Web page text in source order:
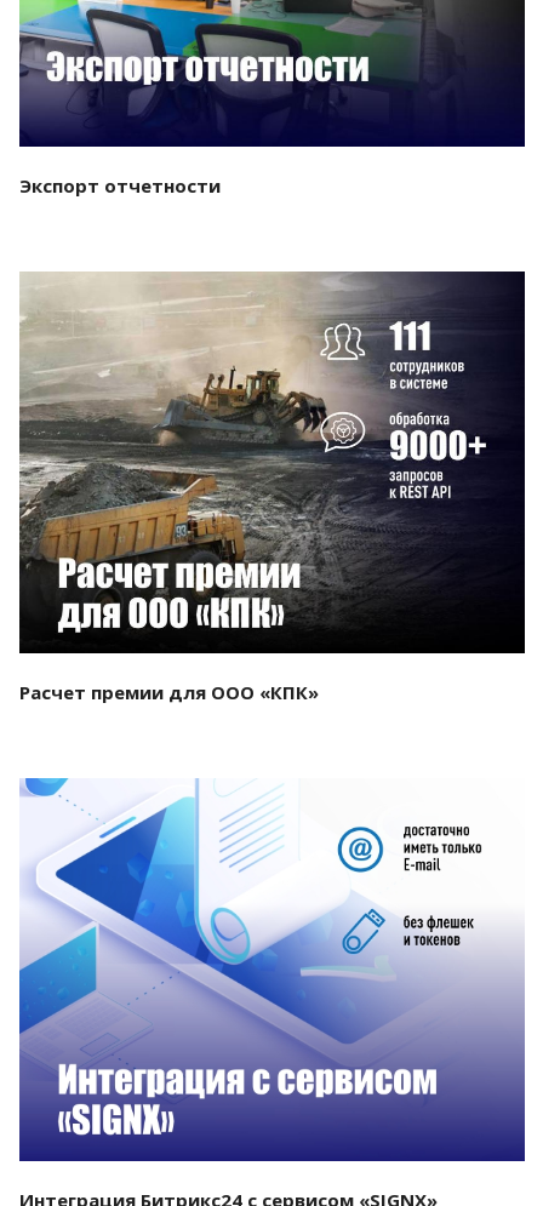
Экспорт отчетности
Смотреть проект
Расчет премии для ООО «КПК»
Смотреть проект
Интеграция Битрикс24 с сервисом «SIGNX»